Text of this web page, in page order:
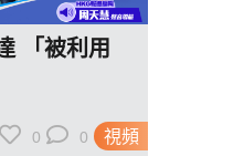
視頻
「被利用
0 0